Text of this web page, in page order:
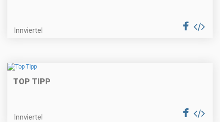
Innviertel
TOP TIPP
Innviertel